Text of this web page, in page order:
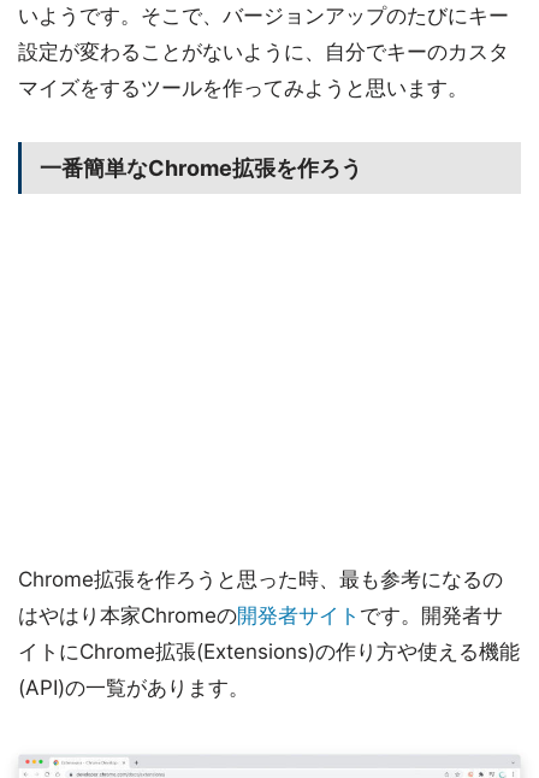
いようです。そこで、バージョンアップのたびにキー
設定が変わることがないように、自分でキーのカスタ
マイズをするツールを作ってみようと思います。
一番簡単なChrome拡張を作ろう
Chrome拡張を作ろうと思った時、最も参考になるの
はやはり本家Chromeの開発者サイト です。開発者サ
イトにChrome拡張(Extensions)の作り方や使える機能
(API)の一覧があります。